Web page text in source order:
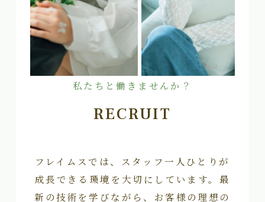
私たちと働きませんか？
RECRUIT
フレイムスでは、スタッフ一人ひとりが
成長できる環境を大切にしています。最
新の技術を学びながら、お客様の理想の